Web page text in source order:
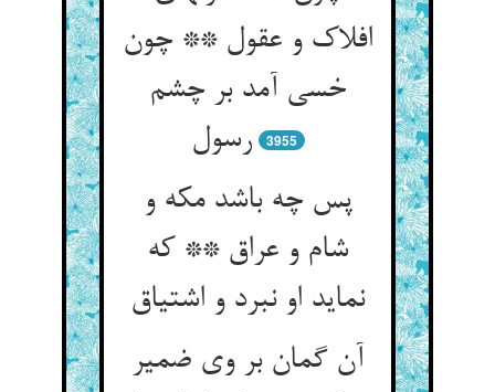
افلاک و عقول ** چون
خسی آمد بر چشم
رسول‌‌
3955
پس چه باشد مکه و
شام و عراق ** که
آن گمان بر وی ضمیر